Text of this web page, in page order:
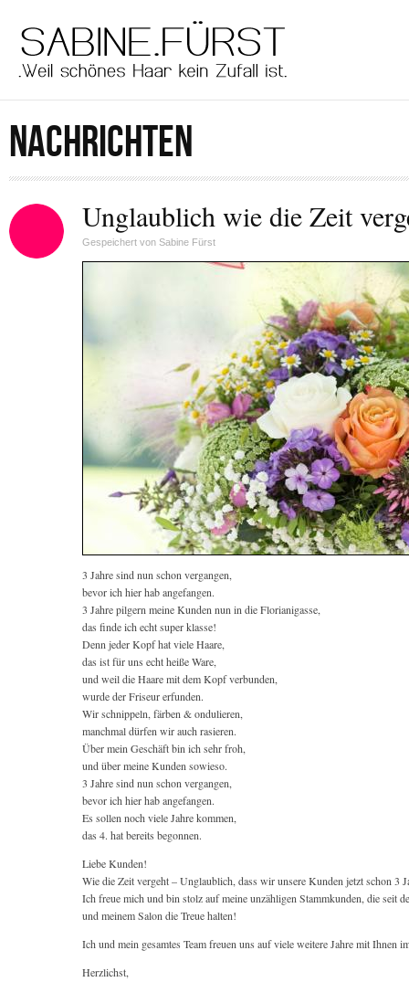
NACHRICHTEN
Unglaublich wie die Zeit
Gespeichert von Sabine Fürst
3 Jahre sind nun schon vergangen,
bevor ich hier hab angefangen.
3 Jahre pilgern meine Kunden nun in die Florianigasse,
das finde ich echt super klasse!
Denn jeder Kopf hat viele Haare,
das ist für uns echt heiße Ware,
und weil die Haare mit dem Kopf verbunden,
wurde der Friseur erfunden.
Wir schnippeln, färben & ondulieren,
manchmal dürfen wir auch rasieren.
Über mein Geschäft bin ich sehr froh,
und über meine Kunden sowieso.
3 Jahre sind nun schon vergangen,
bevor ich hier hab angefangen.
Es sollen noch viele Jahre kommen,
das 4. hat bereits begonnen.
Liebe Kunden!
Wie die Zeit vergeht – Unglaublich, dass wir unsere Kunden jetzt schon 3
Ich freue mich und bin stolz auf meine unzähligen Stammkunden, die seit
und meinem Salon die Treue halten!
Ich und mein gesamtes Team freuen uns auf viele weitere Jahre mit Ihnen
Herzlichst,